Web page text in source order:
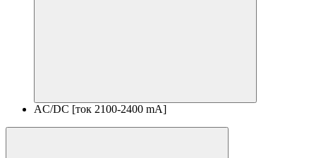
AC/DC [ток 2100-2400 mA]